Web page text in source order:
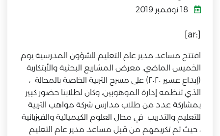
[:ar]
افتتح مساعد مدير عام التعليم للشؤون المدرسية يوم
الخميس الماضي، معرض المشاريع البحثية والأبتكارية
(إبداع عسير ٢٠٢٠) على مسرح التربية الخاصة بالمحالة ،
الذي تنظمه إدارة الموهوبين، وكان لطلابنا حضور كبير
بمشاركة عدد من طلاب مدارس شركة مواهب التربية
للتعليم والتدريب في مجال العلوم الكيميائية والفيزيائية
، حيث تم تكريمهم من قبل مساعد مدير عام التعليم